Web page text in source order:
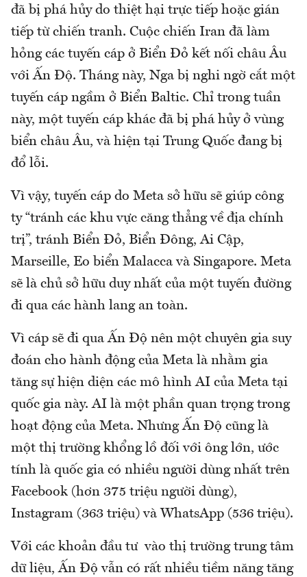
đã bị phá hủy do thiệt hại trực tiếp hoặc gián
tiếp từ chiến tranh. Cuộc chiến Iran đã làm
hỏng các tuyến cáp ở Biển Đỏ kết nối châu Âu
với Ấn Độ. Tháng này, Nga bị nghi ngờ cắt một
tuyến cáp ngầm ở Biển Baltic. Chỉ trong tuần
này, một tuyến cáp khác đã bị phá hủy ở vùng
biển châu Âu, và hiện tại Trung Quốc đang bị
đổ lỗi.
Vì vậy, tuyến cáp do Meta sở hữu sẽ giúp công
ty “tránh các khu vực căng thẳng về địa chính
trị”, tránh Biển Đỏ, Biển Đông, Ai Cập,
Marseille, Eo biển Malacca và Singapore. Meta
sẽ là chủ sở hữu duy nhất của một tuyến đường
đi qua các hành lang an toàn.
Vì cáp sẽ đi qua Ấn Độ nên một chuyên gia suy
đoán cho hành động của Meta là nhằm gia
tăng sự hiện diện các mô hình AI của Meta tại
quốc gia này. AI là một phần quan trọng trong
hoạt động của Meta. Nhưng Ấn Độ cũng là
một thị trường khổng lồ đối với ông lớn, ước
tính là quốc gia có nhiều người dùng nhất trên
Facebook (hơn 375 triệu người dùng),
Instagram (363 triệu) và WhatsApp (536 triệu).
Với các khoản đầu tư vào thị trường trung tâm
dữ liệu, Ấn Độ vẫn có rất nhiều tiềm năng tăng